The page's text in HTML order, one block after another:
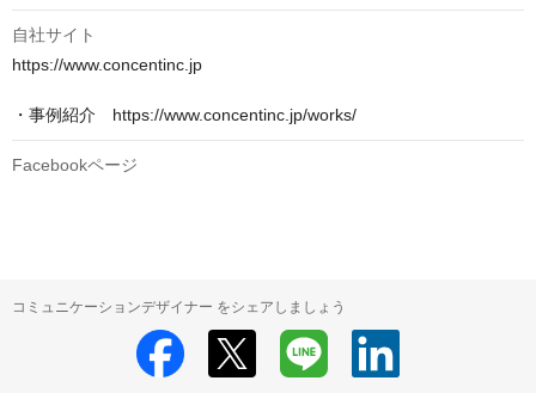
自社サイト
https://www.concentinc.jp
Facebookページ
コミュニケーションデザイナー をシェアしましょう